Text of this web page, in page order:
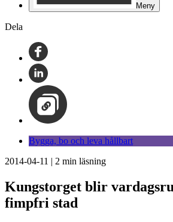
Meny
Dela
Bygga, bo och leva hållbart
2014-04-11 | 2 min läsning
Kungstorget blir
fimpfri stad